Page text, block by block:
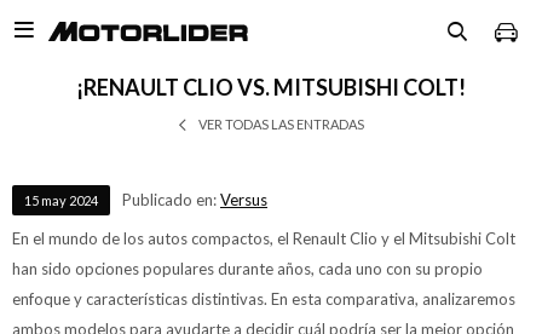

¡RENAULT CLIO VS. MITSUBISHI COLT!
VER TODAS LAS ENTRADAS
15 may 2024 Publicado en:Versus
En el mundo de los autos compactos, el Renault Clio y el Mitsubishi Colt
han sido opciones populares durante años, cada uno con su propio
enfoque y características distintivas. En esta comparativa, analizaremos
ambos modelos para ayudarte a decidir cuál podría ser la mejor opción